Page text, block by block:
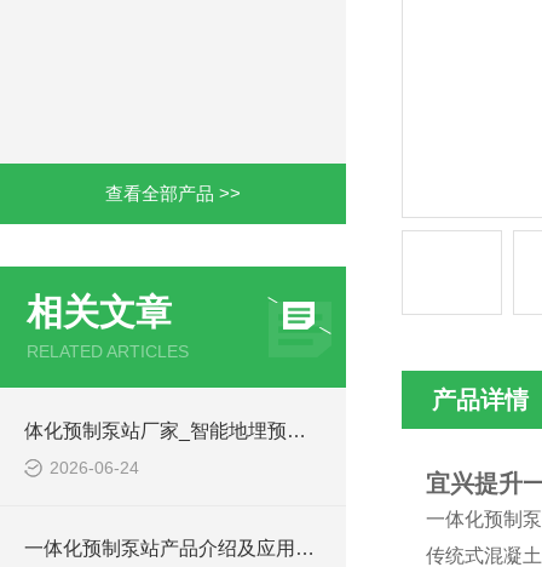
查看全部产品 >>
相关文章
RELATED ARTICLES
体化预制泵站厂家_智能地埋预制泵站-凌科环保
2026-06-24
一体化预制泵站产品介绍及应用范围
产品详情
宜兴提升
一体化预制
传统式混凝